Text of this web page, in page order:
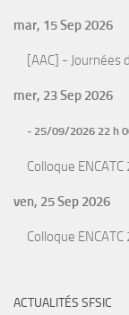
mar, 15 Sep 2026
[AAC] - Journées
mer, 23 Sep 2026
- 25/09/2026 22 h
Colloque ENCATC
ven, 25 Sep 2026
Colloque ENCATC
ACTUALITÉS SFSIC